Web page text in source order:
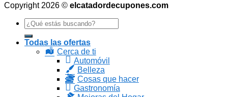
Copyright 2026 © elcatadordecupones.com
Search
for:
Todas las ofertas
Cerca de ti
Automóvil
Belleza
Cosas que hacer
Gastronomía